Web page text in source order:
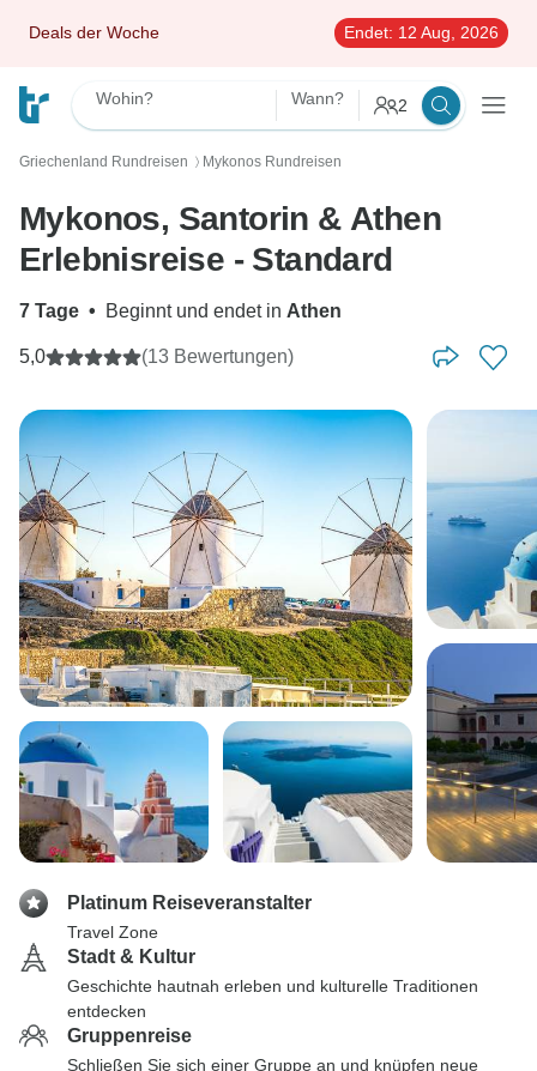
Deals der Woche Endet: 12 Aug, 2026
Wohin? Wann? 2
Griechenland Rundreisen 〉 Mykonos Rundreisen
Mykonos, Santorin & Athen
Erlebnisreise - Standard
7 Tage • Beginnt und endet in Athen
5,0 (13 Bewertungen)
Platinum Reiseveranstalter
Travel Zone
Stadt & Kultur
Geschichte hautnah erleben und kulturelle Traditionen
entdecken
Gruppenreise
Schließen Sie sich einer Gruppe an und knüpfen neue